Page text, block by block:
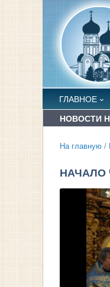
ГЛАВНОЕ
НОВОСТИ
На главную /
НАЧАЛО